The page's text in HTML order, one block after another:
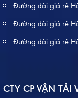
Đường dài giá rẻ
Đường dài giá rẻ
Đường dài giá rẻ
CTY CP VẬN TẢI